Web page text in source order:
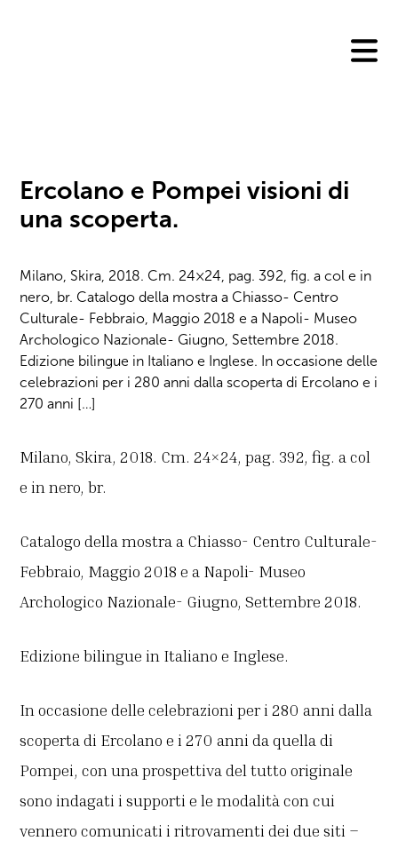
Ercolano e Pompei visioni di
una scoperta.
Milano, Skira, 2018. Cm. 24×24, pag. 392, fig. a col e in
nero, br. Catalogo della mostra a Chiasso- Centro
Culturale- Febbraio, Maggio 2018 e a Napoli- Museo
Archologico Nazionale- Giugno, Settembre 2018.
Edizione bilingue in Italiano e Inglese. In occasione delle
celebrazioni per i 280 anni dalla scoperta di Ercolano e i
270 anni […]
Milano, Skira, 2018. Cm. 24×24, pag. 392, fig. a col
e in nero, br.
Catalogo della mostra a Chiasso- Centro Culturale-
Febbraio, Maggio 2018 e a Napoli- Museo
Archologico Nazionale- Giugno, Settembre 2018.
Edizione bilingue in Italiano e Inglese.
In occasione delle celebrazioni per i 280 anni dalla
scoperta di Ercolano e i 270 anni da quella di
Pompei, con una prospettiva del tutto originale
sono indagati i supporti e le modalità con cui
vennero comunicati i ritrovamenti dei due siti –